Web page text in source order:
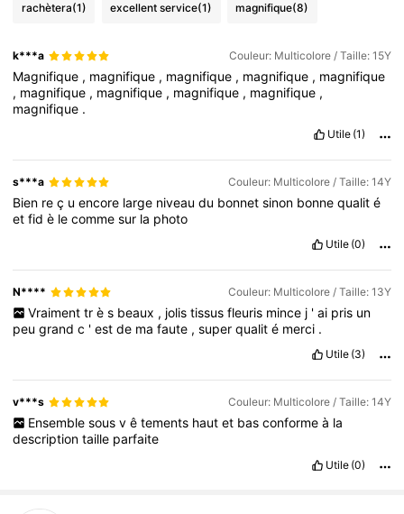
rachètera(1) excellent service(1) magnifique(8)
k***a Couleur: Multicolore / Taille: 15Y
Magnifique , magnifique , magnifique , magnifique , magnifique
, magnifique , magnifique , magnifique , magnifique ,
magnifique .
Utile (1)
s***a Couleur: Multicolore / Taille: 14Y
Bien reç uencore large niveaudu bonnetsinon bonnequalité
etfidè lecommesur la photo
Utile (0)
N**** Couleur: Multicolore / Taille: 13Y
Vraiment tr è s beaux , jolis tissus fleuris mince j ' ai pris un
peugrandc 'estde mafaute ,superqualité merci .
Utile (3)
v***s Couleur: Multicolore / Taille: 14Y
Ensemble sous v ê tements haut et bas conforme à la
descriptiontaille parfaite
Utile (0)